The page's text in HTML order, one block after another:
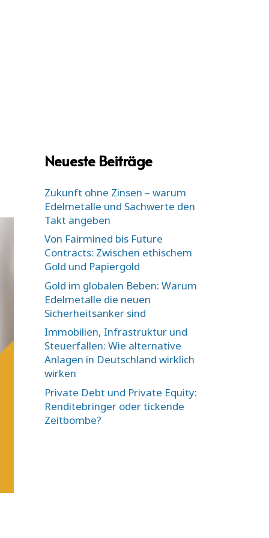
Neueste Beiträge
Zukunft ohne Zinsen – warum
Edelmetalle und Sachwerte den
Takt angeben
Von Fairmined bis Future
Contracts: Zwischen ethischem
Gold und Papiergold
Gold im globalen Beben: Warum
Edelmetalle die neuen
Sicherheitsanker sind
Immobilien, Infrastruktur und
Steuerfallen: Wie alternative
Anlagen in Deutschland wirklich
wirken
Private Debt und Private Equity:
Renditebringer oder tickende
Zeitbombe?